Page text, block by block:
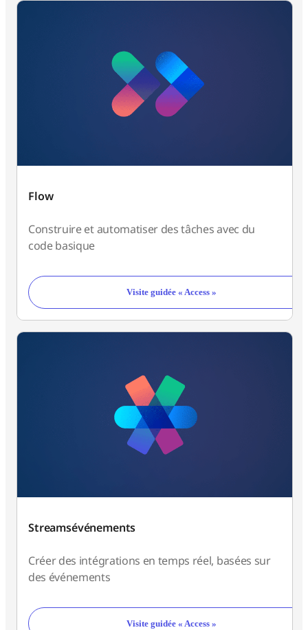
Flow
Construire et automatiser des tâches avec du
code basique
Visite guidée « Access »
Streamsévénements
Créer des intégrations en temps réel, basées sur
des événements
Visite guidée « Access »